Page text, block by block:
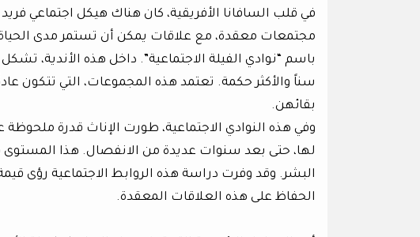
في قلب السافانا الأفريقية، كان هناك هيكل اجتماعي
مجتمعات معقدة، مع علاقات يمكن أن تستمر مدى الحياة.
باسم “نوادي الفيلة الاجتماعية”. داخل هذه الأندية،
سناً والأكثر حكمة. تعتمد هذه المجموعات، التي تتكون
بقائهن.
وفي هذه النوادي الاجتماعية، طورت الإناث قدرة
لها، حتى بعد سنوات عديدة من الانفصال. هذا المستوى
البشر. وقد وفرت دراسة هذه الروابط الاجتماعية رؤى
الحفاظ على هذه العلاقات المعقدة.